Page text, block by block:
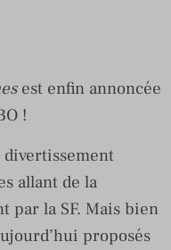
est enfin annoncée
!
divertissement
allant de la
par la SF. Mais bien
proposés